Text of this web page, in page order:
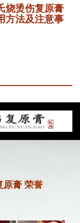
烧烫伤复原膏
方法及注意事
原膏 荣誉